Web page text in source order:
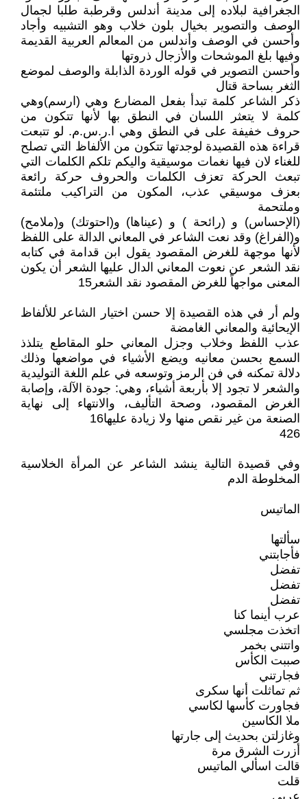
الجغرافية لبلاده إلى مدينة أندلس وقرطبة طلبا لجمال
الوصف والتصوير بخيال بلون خلاب وهو التشبيه وأجاد
وأحسن في الوصف وأندلس من المعالم العربية القديمة
وفيها بلغ الموشحات والأزجال ذروتها
وأحسن التصوير في قوله الوردة الذابلة والوصف لموضع
الثغر بساحة قتال
ذكر الشاعر كلمة تبدأ بفعل المضارع وهي (ارسم)وهي
كلمة لا يتعثر اللسان في النطق بها لأنها تتكون من
حروف خفيفة على في النطق وهي ا.ر.س.م. لو تتبعت
قراءة هذه القصيدة لوجدتها تتكون من الألفاظ التي تصلح
للغناء لان فيها نغمات موسيقية واليكم تلكم الكلمات التي
تبعث الحركة تعزف الكلمات والحروف حركة رائعة
بعزف موسيقي عذب، المكون من التراكيب ملتئمة
وملتحمة
(الإحساس) و (رائحة ) و (عيناها) و(احتوتك) و(ملامح)
و(الفراغ) وقد نعت الشاعر في المعاني الدالة على اللفظ
لأنها موجهة للغرض المقصود يقول ابن قدامة في كتابه
نقد الشعر عن نعوت المعاني الدال عليها الشعر أن يكون
المعنى مواجهاً للغرض المقصود نقد الشعر15
ولم أر في هذه القصيدة إلا حسن اختيار الشاعر للألفاظ
الإيحائية والمعاني الغامضة
عذب اللفظ وخلاب وجزل المعاني حلو المقاطع يتلذذ
السمع بحسن معانيه ويضع الأشياء في مواضعها وذلك
دلالة تمكنه في فن الرمز وتوسعه في علم اللغة التوليدية
والشعر لا تجود إلا بأربعة أشياء، وهي: جودة الآلة، وإصابة
الغرض المقصود، وصحة التأليف، والانتهاء إلى نهاية
الصنعة من غير نقص منها ولا زيادة عليها16
426
وفي قصيدة التالية ينشد الشاعر عن المرأة الخلاسية
المخلوطة الدم
الماتيس
سألتها
فأجابتني
تفضل
تفضل
تفضل
عرب أينما كنا
اتخذت مجلسي
واتتني بخمر
صببت الكأس
فجارتني
ثم تماثلت أنها سكرى
فجاورت كأسها لكاسي
ملا الكاسين
وغازلتن بحديث إلى جارتها
أزرت الشرق مرة
قالت اسألي الماتيس
قلت